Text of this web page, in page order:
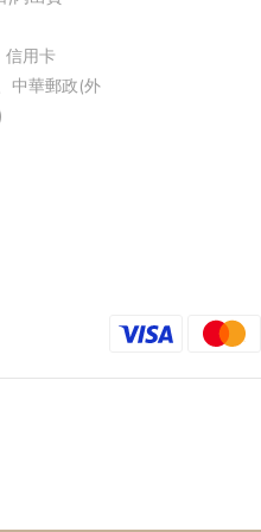
信用卡
中華郵政(外